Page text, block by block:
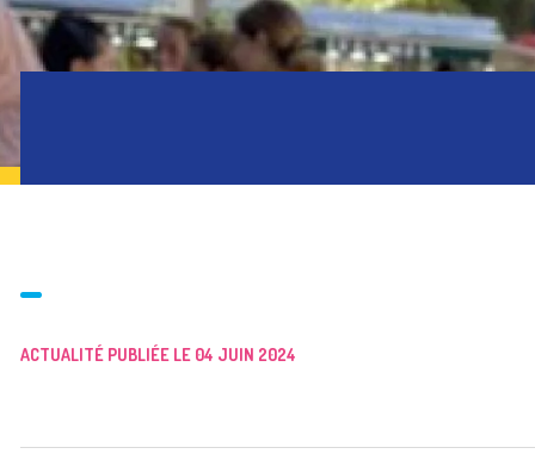
ACTUALITÉ PUBLIÉE LE 04 JUIN 2024